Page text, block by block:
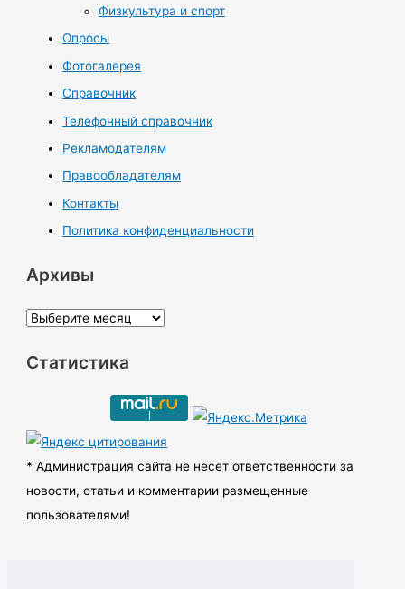
Физкультура и спорт
Опросы
Фотогалерея
Справочник
Телефонный справочник
Рекламодателям
Правообладателям
Контакты
Политика конфиденциальности
Архивы
А
х
ы
Статистика
* Администрация сайта не несет ответственности за
новости, статьи и комментарии размещенные
пользователями!